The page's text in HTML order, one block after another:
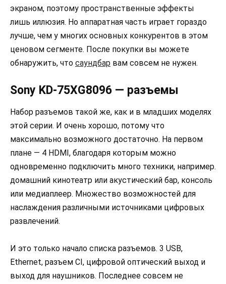
экраном, поэтому пространственные эффекты
лишь иллюзия. Но аппаратная часть играет гораздо
лучше, чем у многих основных конкурентов в этом
ценовом сегменте. После покупки вы можете
обнаружить, что саундбар вам совсем не нужен.
Sony KD-75XG8096 — разъемы
Набор разъемов такой же, как и в младших моделях
этой серии. И очень хорошо, потому что
максимально возможного достаточно. На первом
плане — 4 HDMI, благодаря которым можно
одновременно подключить много техники, например.
домашний кинотеатр или акустический бар, консоль
или медиаплеер. Множество возможностей для
наслаждения различными источниками цифровых
развлечений.
И это только начало списка разъемов. 3 USB,
Ethernet, разъем CI, цифровой оптический выход и
выход для наушников. Последнее совсем не